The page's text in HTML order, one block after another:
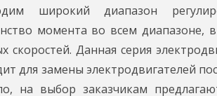
широкий диапазон
момента во всем диапазоне,
скоростей. Данная серия
для замены электродвигателей
на выбор заказчикам
мощностей и
и ответственный подход к
компании T-T Electric быть
и поставщиком
тока высоко качества,